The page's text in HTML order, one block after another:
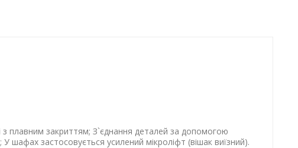
з плавним закриттям; З`єднання деталей за допомогою
шафах застосовується усилений мікроліфт (вішак виїзний).